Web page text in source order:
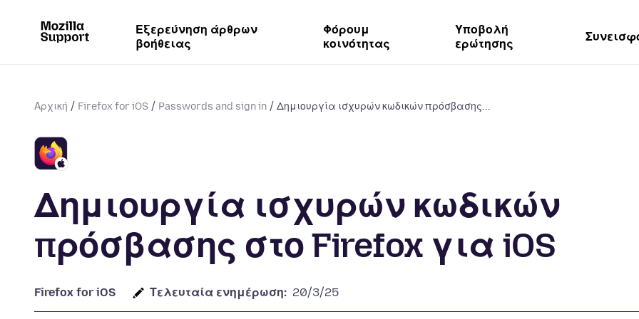
Εξερεύνηση άρθρων
βοήθειας
Φόρουμ
κοινότητας
Υποβολή
ερώτησης
Αρχική Firefox for iOS Passwords and sign in Δημιουργία ισχυρών κωδικών πρόσβασης...
Δημιουργία ισχυρών κωδικών
πρόσβασης στο Firefox για iOS
Firefox for iOS Τελευταία ενημέρωση: 20/3/25